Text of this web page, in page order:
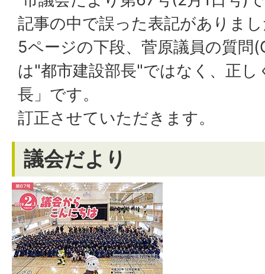
記事の中で誤った表記がありま
5ページの下段、菅原議員の質問
は"都市建設部長"ではなく、正
長」です。
訂正させていただきます。
議会だより